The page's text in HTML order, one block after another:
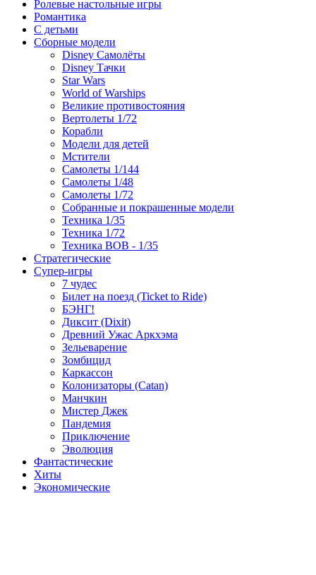
Ролевые настольные игры
Романтика
С детьми
Сборные модели
Disney Самолёты
Disney Тачки
Star Wars
World of Warships
Великие противостояния
Вертолеты 1/72
Корабли
Модели для детей
Мстители
Самолеты 1/144
Самолеты 1/48
Самолеты 1/72
Собранные и покрашенные модели
Техника 1/35
Техника 1/72
Техника ВОВ - 1/35
Стратегические
Супер-игры
7 чудес
Билет на поезд (Ticket to Ride)
БЭНГ!
Диксит (Dixit)
Древний Ужас Аркхэма
Зельеварение
Зомбицид
Каркассон
Колонизаторы (Catan)
Манчкин
Мистер Джек
Пандемия
Приключение
Эволюция
Фантастические
Хиты
Экономические